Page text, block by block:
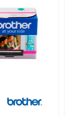
a la
lista de
deseos